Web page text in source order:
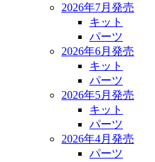
2026年7月発売
キット
パーツ
2026年6月発売
キット
パーツ
2026年5月発売
キット
パーツ
2026年4月発売
パーツ